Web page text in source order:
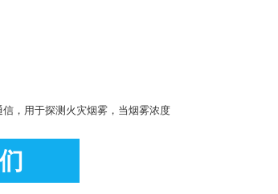
，用于探测火灾烟雾，当烟雾浓度